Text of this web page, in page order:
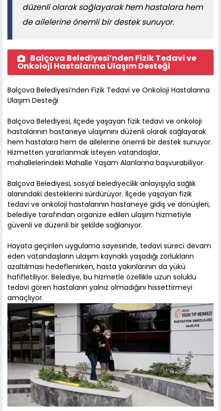
düzenli olarak sağlayarak hem hastalara hem
de ailelerine önemli bir destek sunuyor.
Balçova Belediyesi’nden Fizik Tedavi ve
Onkoloji Hastalarına Ulaşım Desteği
Balçova Belediyesi’nden Fizik Tedavi ve Onkoloji Hastalarına
Ulaşım Desteği
Balçova Belediyesi, ilçede yaşayan fizik tedavi ve onkoloji
hastalarının hastaneye ulaşımını düzenli olarak sağlayarak
hem hastalara hem de ailelerine önemli bir destek sunuyor.
Hizmetten yararlanmak isteyen vatandaşlar,
mahallelerindeki Mahalle Yaşam Alanlarına başvurabiliyor.
Balçova Belediyesi, sosyal belediyecilik anlayışıyla sağlık
alanındaki desteklerini sürdürüyor. İlçede yaşayan fizik
tedavi ve onkoloji hastalarının hastaneye gidiş ve dönüşleri,
belediye tarafından organize edilen ulaşım hizmetiyle
güvenli ve düzenli bir şekilde sağlanıyor.
Hayata geçirilen uygulama sayesinde, tedavi süreci devam
eden vatandaşların ulaşım kaynaklı yaşadığı zorlukların
azaltılması hedeflenirken, hasta yakınlarının da yükü
hafifletiliyor. Belediye, bu hizmetle özellikle uzun soluklu
tedavi gören hastaların yalnız olmadığını hissettirmeyi
amaçlıyor.